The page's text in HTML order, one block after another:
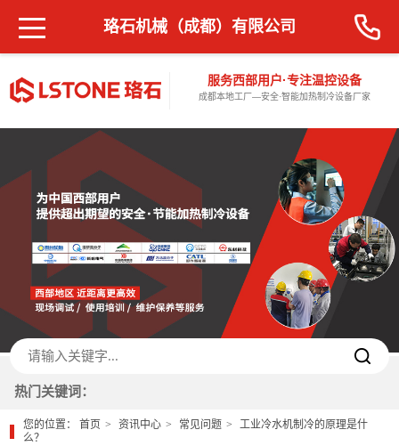
服务西部用户·专注温控设备
成都本地工厂—安全·智能加热制冷设备厂家
珞石机械（成都）有限公司
热门关键词：
您的位置：首页 资讯中心 常见问题
工业冷水机制冷的原理是什
么？